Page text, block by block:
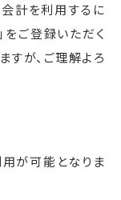
計を利用するに
をご登録いただく
すが、ご理解よろ
用が可能となりま